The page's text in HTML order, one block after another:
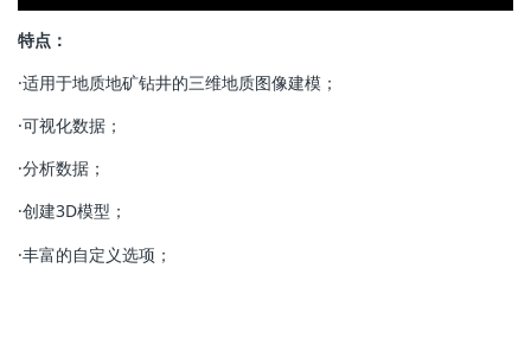
特点：
·适用于地质地矿钻井的三维地质图像建模；
·可视化数据；
·分析数据；
·创建3D模型；
·丰富的自定义选项；